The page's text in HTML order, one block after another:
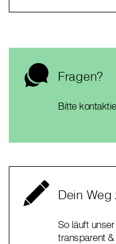
Fragen?
Bitte
Dein Weg
So läuft
transparent &